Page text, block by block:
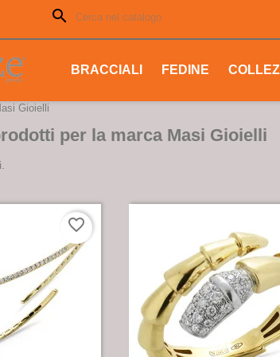
search
BRACCIALI FEDINE
Gioielli
per la marca Masi Gioielli
favorite_border